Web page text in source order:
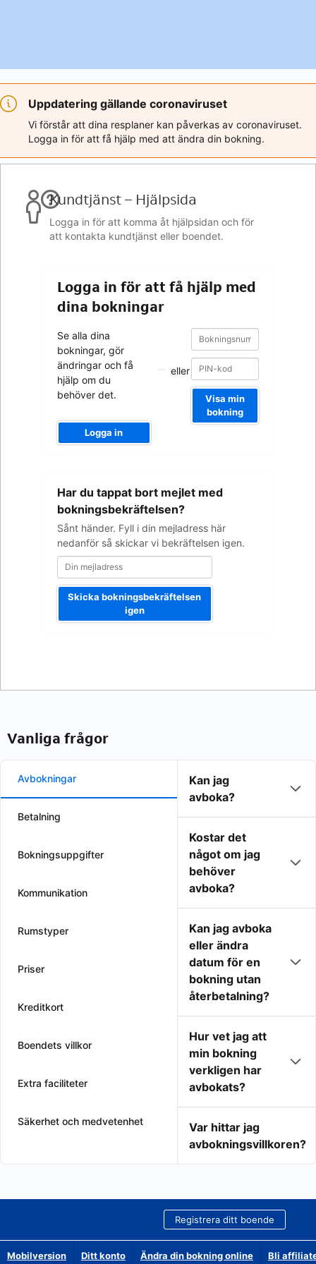
Uppdatering gällande coronaviruset
Vi förstår att dina resplaner kan påverkas av coronaviruset.
Logga in för att få hjälp med att ändra din bokning.
Kundtjänst – Hjälpsida
Logga in för att komma åt hjälpsidan och för
att kontakta kundtjänst eller boendet.
Logga in för att få hjälp med
dina bokningar
Se alla dina
bokningar, gör
ändringar och få
hjälp om du
behöver det.
Logga in
eller
Bokningsnummer
Bokningsnummer
Visa min
bokning
Har du tappat bort mejlet med
bokningsbekräftelsen?
Sånt händer. Fyll i din mejladress här
nedanför så skickar vi bekräftelsen igen.
mejladress
Skicka bokningsbekräftelsen
igen
Vanliga frågor
Avbokningar
Betalning
Bokningsuppgifter
Kommunikation
Rumstyper
Priser
Kreditkort
Boendets villkor
Extra faciliteter
Säkerhet och medvetenhet
Kan jag
avboka?
Kostar det
något om jag
behöver
avboka?
Kan jag avboka
eller ändra
datum för en
bokning utan
återbetalning?
Hur vet jag att
min bokning
verkligen har
avbokats?
Var hittar jag
avbokningsvillkoren?
Registrera ditt boende
Mobilversion Ditt konto Ändra din bokning online Bli